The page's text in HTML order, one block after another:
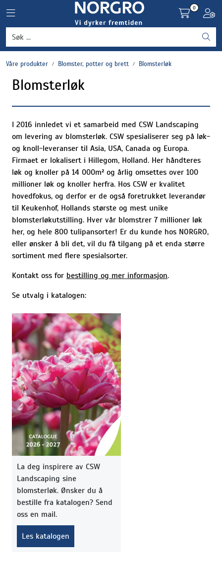
Toggle navigation
0
Våre produkter Blomster, potter og brett Blomsterløk
Blomsterløk
I 2016 innledet vi et samarbeid med CSW Landscaping
om levering av blomsterløk. CSW spesialiserer seg på løk-
og knoll-leveranser til Asia, USA, Canada og Europa.
Firmaet er lokalisert i Hillegom, Holland. Her håndteres
løk og knoller på 14 000m² og årlig omsettes over 100
millioner løk og knoller herfra. Hos CSW er kvalitet
hovedfokus, og derfor er de også foretrukket leverandør
til Keukenhof, Hollands største og mest unike
blomsterløkutstilling. Hver vår blomstrer 7 millioner løk
her, og hele 800 tulipansorter! Er du kunde hos NORGRO,
eller ønsker å bli det, vil du få tilgang på et enda større
sortiment med flere spesialsorter.
Kontakt oss for bestilling og mer informasjon.
Se utvalg i katalogen:
La deg inspirere av CSW
Landscaping sine
blomsterløk. Ønsker du å
bestille fra katalogen? Send
oss en mail.
Les katalogen
Grønnsaker
Settepotet og setteløk
Plantevern og nyttedyr
Blomster, potter og brett
Driftsmidler